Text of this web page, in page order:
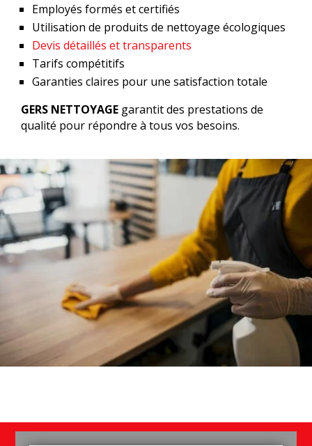
Employés formés et certifiés
Utilisation de produits de nettoyage écologiques
Devis détaillés et transparents
Tarifs compétitifs
Garanties claires pour une satisfaction totale
GERS NETTOYAGE garantit des prestations de
qualité pour répondre à tous vos besoins.